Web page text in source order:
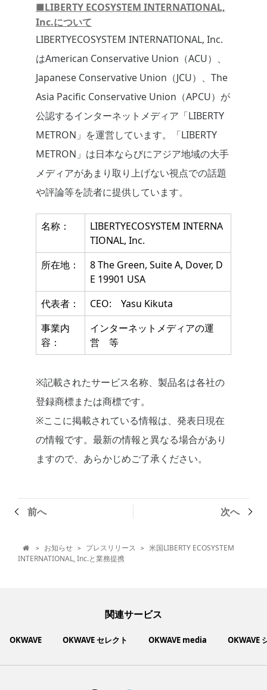
■LIBERTY ECOSYSTEM INTERNATIONAL,
Inc.について
LIBERTYECOSYSTEM INTERNATIONAL, Inc.
はAmerican Conservative Union（ACU）、
Japanese Conservative Union（JCU）、The
Asia Pacific Conservative Union（APCU）が
公認するインターネットメディア「LIBERTY
METRON」を運営しています。「LIBERTY
METRON」は日本ならびにアジア地域の大手
メディアがあまり取り上げない視点での話題
や評論等を読者に提供しています。
名称：
LIBERTYECOSYSTEM INTERNA
TIONAL, Inc.
所在地：
8 The Green, Suite A, Dover, D
E 19901 USA
代表者：
CEO: Yasu Kikuta
事業内
容：
インターネットメディアの運
営 等
※記載されたサービス名称、製品名は各社の
登録商標または商標です。
※ここに掲載されている情報は、発表日現在
の情報です。最新の情報と異なる場合があり
ますので、あらかじめご了承ください。
前へ 次へ
 > お知らせ > プレスリリース > 米国LIBERTY ECOSYSTEM
INTERNATIONAL, Inc.と業務提携
関連サービス
OKWAVE OKWAVE セレクト OKWAVE media OKWAVE